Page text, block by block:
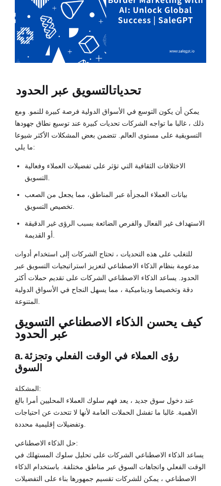
تحدياتالتسويق عبر الحدود
يمكن أن يكون التوسع في الأسواق الدولية فرصة كبيرة للنمو. ومع
ذلك ، غالبا ما تواجه الشركات تحديات كبيرة عند توسيع نطاق جهودها
التسويقية على مستوى العالم. تتضمن بعض المشكلات الأكثر شيوعا
ما يلي:
الاختلافات الثقافية التي تؤثر على تفضيلات العملاء وفعالية
بيانات العملاء المجزأة عبر المناطق، مما يجعل من الصعب
الاستهداف غير الفعال والفرص الضائعة بسبب الرؤى غير الدقيقة
للتغلب على هذه التحديات ، تحتاج الشركات إلى استخدام أدوات
مدعومة بنظام الذكاء الاصطناعي لتعزيز استراتيجيات التسويق عبر
الحدود. يساعد الذكاء الاصطناعي الشركات على تقديم حملات أكثر
دقة وتخصيصا وديناميكية ، مما يسهل النجاح في الأسواق الدولية
كيف يحسن الذكاء الاصطناعي التسويق
عبر الحدود
a.رؤى العملاء في الوقت الفعلي وتجزئة
السوق
المشكلة:
عند دخول سوق جديد ، يعد فهم سلوك العملاء المحليين أمرا بالغ
الأهمية. غالبا ما تفشل الحملات العامة لأنها لا تتحدث عن احتياجات
حل الذكاء الاصطناعي:
يساعد الذكاء الاصطناعي الشركات على تحليل سلوك المستهلك في
الوقت الفعلي واتجاهات السوق عبر مناطق مختلفة. باستخدام الذكاء
الاصطناعي ، يمكن للشركات تقسيم جمهورها بناء على التفضيلات